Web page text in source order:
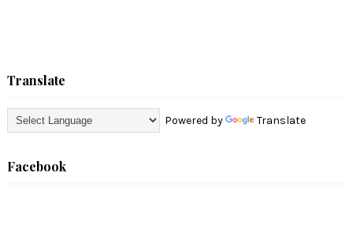
Translate
Powered by Translate
Facebook